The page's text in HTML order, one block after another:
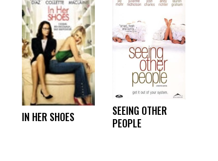
IN HER SHOES
SEEING OTHER
PEOPLE